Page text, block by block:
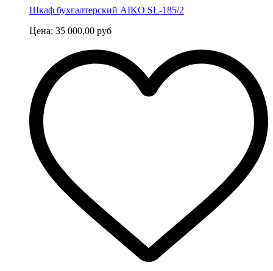
Шкаф бухгалтерский AIKO SL-185/2
Цена: 35 000,00 руб